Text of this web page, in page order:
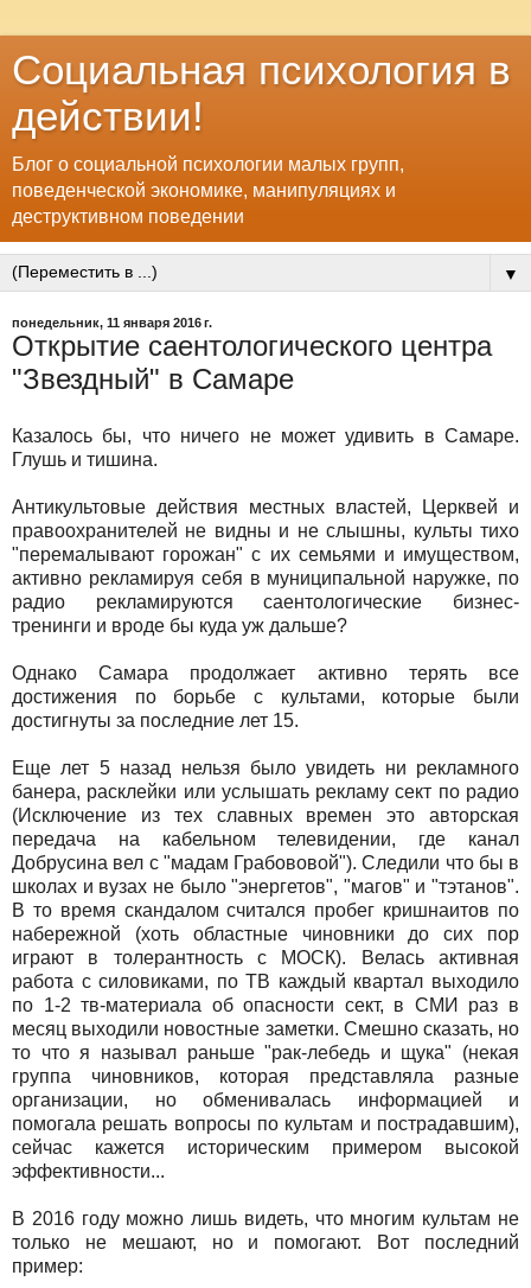
Социальная психология в
действии!
Блог о социальной психологии малых групп,
поведенческой экономике, манипуляциях и
деструктивном поведении
▼
понедельник, 11 января 2016 г.
Открытие саентологического центра
"Звездный" в Самаре
Казалось бы, что ничего не может удивить в Самаре.
Глушь и тишина.
Антикультовые действия местных властей, Церквей и
правоохранителей не видны и не слышны, культы тихо
"перемалывают горожан" с их семьями и имуществом,
активно рекламируя себя в муниципальной наружке, по
радио рекламируются саентологические бизнес-
тренинги и вроде бы куда уж дальше?
Однако Самара продолжает активно терять все
достижения по борьбе с культами, которые были
достигнуты за последние лет 15.
Еще лет 5 назад нельзя было увидеть ни рекламного
банера, расклейки или услышать рекламу сект по радио
(Исключение из тех славных времен это авторская
передача на кабельном телевидении, где канал
Добрусина вел с "мадам Грабововой"). Следили что бы в
школах и вузах не было "энергетов", "магов" и "тэтанов".
В то время скандалом считался пробег кришнаитов по
набережной (хоть областные чиновники до сих пор
играют в толерантность с МОСК). Велась активная
работа с силовиками, по ТВ каждый квартал выходило
по 1-2 тв-материала об опасности сект, в СМИ раз в
месяц выходили новостные заметки. Смешно сказать, но
то что я называл раньше "рак-лебедь и щука" (некая
группа чиновников, которая представляла разные
организации, но обменивалась информацией и
помогала решать вопросы по культам и пострадавшим),
сейчас кажется историческим примером высокой
эффективности...
В 2016 году можно лишь видеть, что многим культам не
только не мешают, но и помогают. Вот последний
пример: